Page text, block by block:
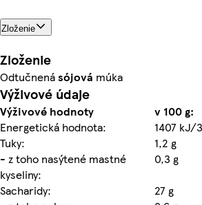
Zloženie
Zloženie
Odtučnenásójová múka
Výživové údaje
Výživové hodnoty
v 100 g:
Energetická hodnota:
1407 kJ/
Tuky:
1,2 g
- z toho nasýtené mastné
kyseliny:
0,3 g
Sacharidy:
27 g